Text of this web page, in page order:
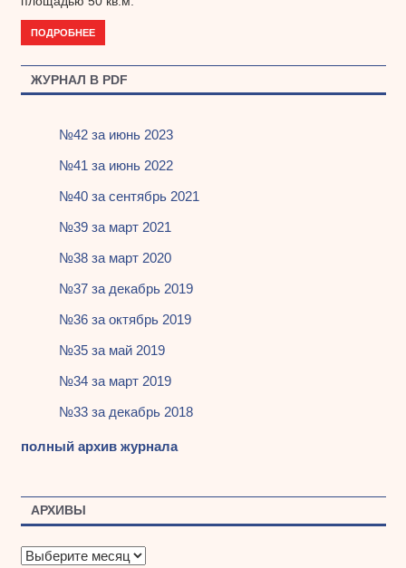
ПОДРОБНЕЕ
ЖУРНАЛ В PDF
№42 за июнь 2023
№41 за июнь 2022
№40 за сентябрь 2021
№39 за март 2021
№38 за март 2020
№37 за декабрь 2019
№36 за октябрь 2019
№35 за май 2019
№34 за март 2019
№33 за декабрь 2018
полный архив журнала
АРХИВЫ
А